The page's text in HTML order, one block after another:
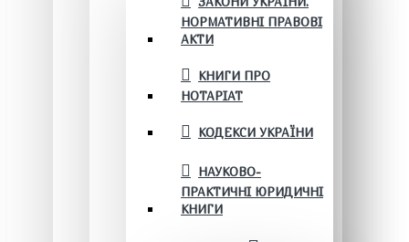
НОРМАТИВНІ ПРАВОВІ
АКТИ
КНИГИ ПРО
НОТАРІАТ
КОДЕКСИ УКРАЇНИ
НАУКОВО-
ПРАКТИЧНІ ЮРИДИЧНІ
КНИГИ